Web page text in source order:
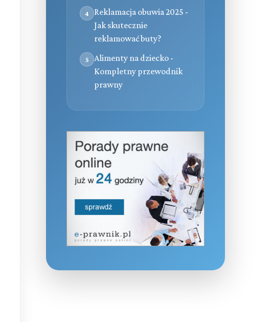
4
Reklamacja obuwia 2025 -
Jak skutecznie
reklamować buty?
5
Alimenty na dziecko -
Kompletny przewodnik
prawny